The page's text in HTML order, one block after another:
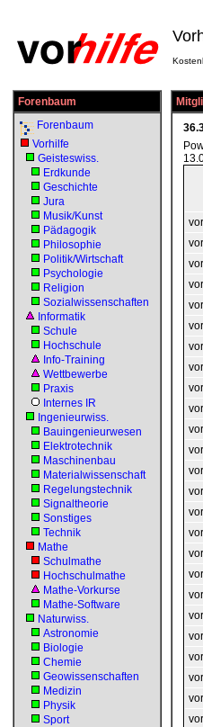
Forenbaum
Forenbaum
Vorhilfe
Geisteswiss.
Erdkunde
Geschichte
Jura
Musik/Kunst
Pädagogik
Philosophie
Politik/Wirtschaft
Psychologie
Religion
Sozialwissenschaften
Informatik
Schule
Hochschule
Info-Training
Wettbewerbe
Praxis
Internes IR
Ingenieurwiss.
Bauingenieurwesen
Elektrotechnik
Maschinenbau
Materialwissenschaft
Regelungstechnik
Signaltheorie
Sonstiges
Technik
Mathe
Schulmathe
Hochschulmathe
Mathe-Vorkurse
Mathe-Software
Naturwiss.
Astronomie
Biologie
Chemie
Geowissenschaften
Medizin
Physik
Sport